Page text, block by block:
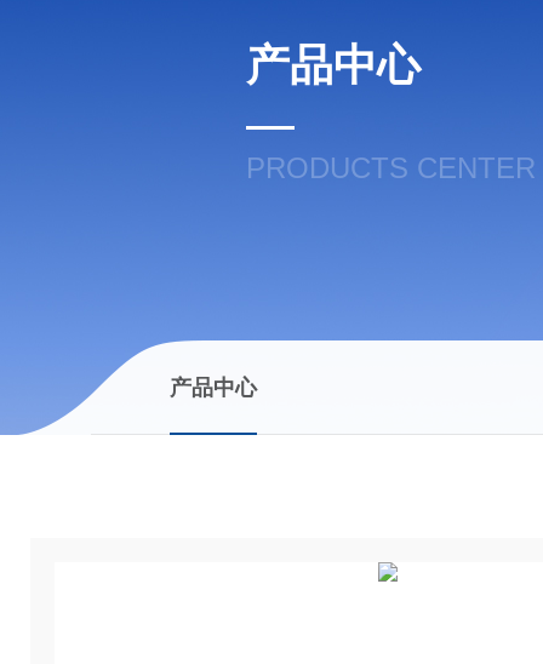
产品中心
PRODUCTS CENTER
产品中心